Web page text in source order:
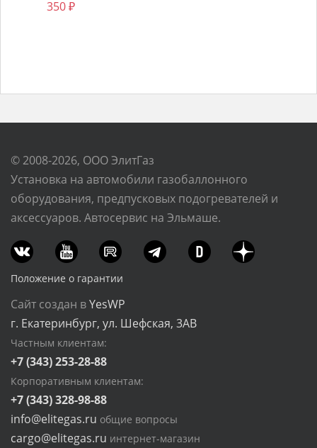
350₽
© 2008-2026, ООО ЭлитГаз
Установка на автомобили газобаллонного
оборудования, предпусковых подогревателей и
аксессуаров. Автосервис на Эльмаше.
Положение о гарантии
Сайт создан вYesWP
г. Екатеринбург, ул. Шефская, 3АВ
Частным клиентам:
+7 (343) 253-28-88
Корпоративным клиентам:
+7 (343) 328-98-88
info@elitegas.ru общие вопросы
cargo@elitegas.ru интернет-магазин